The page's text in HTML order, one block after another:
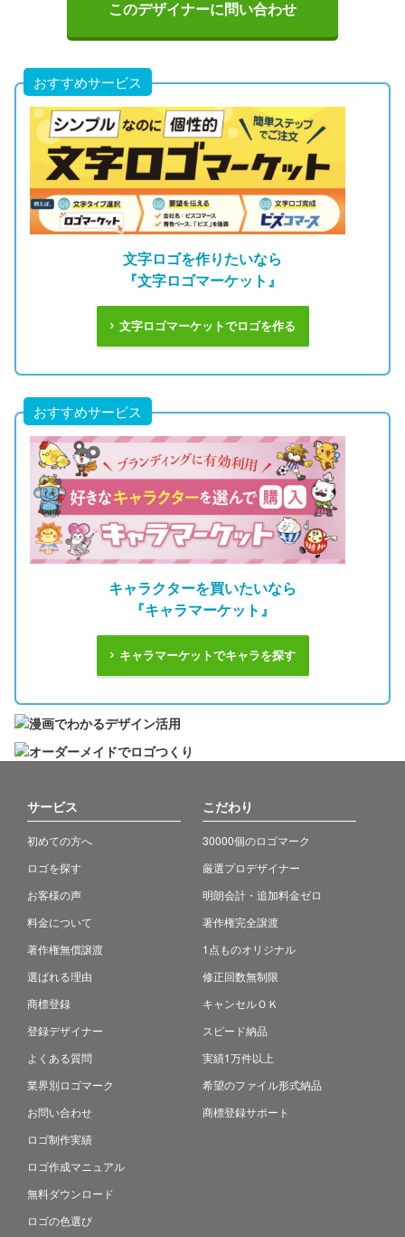
このデザイナーに問い合わせ
おすすめサービス
文字ロゴを作りたいなら
『文字ロゴマーケット』
文字ロゴマーケットでロゴを作る
おすすめサービス
キャラクターを買いたいなら
『キャラマーケット』
キャラマーケットでキャラを探す
サービス
初めての方へ
ロゴを探す
お客様の声
料金について
著作権無償譲渡
選ばれる理由
商標登録
登録デザイナー
よくある質問
業界別ロゴマーク
お問い合わせ
ロゴ制作実績
ロゴ作成マニュアル
無料ダウンロード
ロゴの色選び
こだわり
30000個のロゴマーク
厳選プロデザイナー
明朗会計・追加料金ゼロ
著作権完全譲渡
1点ものオリジナル
修正回数無制限
キャンセルＯＫ
スピード納品
実績1万件以上
希望のファイル形式納品
商標登録サポート